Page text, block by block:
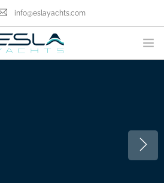
info@eslayachts.com